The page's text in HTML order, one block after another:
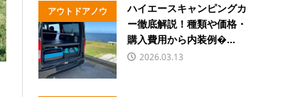
アウトドアノウ
ハウ
ハイエースキャンピングカ
ー徹底解説！種類や価格・
購入費用から内装例�...
2026.03.13